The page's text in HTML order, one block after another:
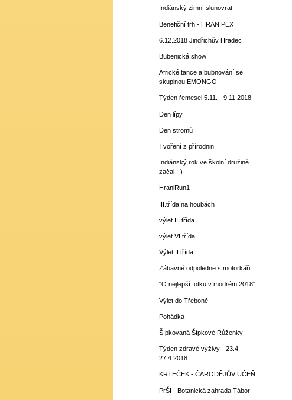
Indiánský zimní slunovrat
Benefiční trh - HRANIPEX
6.12.2018 Jindřichův Hradec
Bubenická show
Africké tance a bubnování se
skupinou EMONGO
Týden řemesel 5.11. - 9.11.2018
Den lípy
Den stromů
Tvoření z přírodnin
Indiánský rok ve školní družině
začal :-)
HraniRun1
III.třída na houbách
výlet III.třída
výlet VI.třída
Výlet II.třída
Zábavné odpoledne s motorkáři
"O nejlepší fotku v modrém 2018"
Výlet do Třeboně
Pohádka
Šípkovaná Šípkové Růženky
Týden zdravé výživy - 23.4. -
27.4.2018
KRTEČEK - ČARODĚJŮV UČEŇ
PrŠI - Botanická zahrada Tábor